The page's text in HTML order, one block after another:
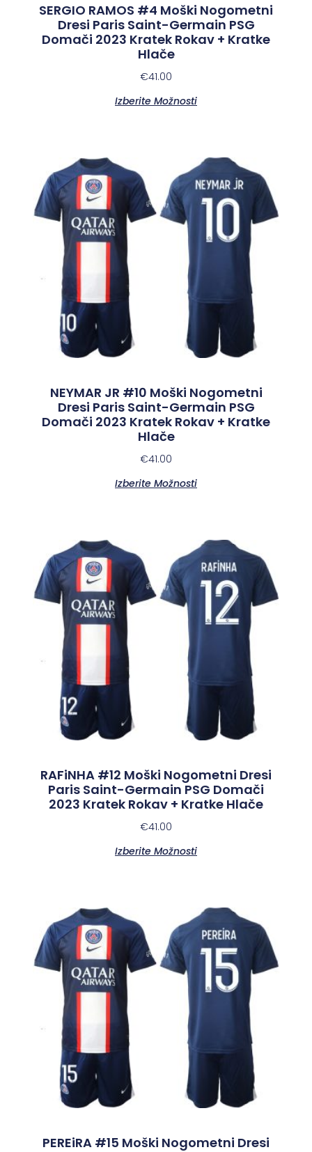
SERGIO RAMOS #4 Moški Nogometni
Dresi Paris Saint-Germain PSG
Domači 2023 Kratek Rokav + Kratke
Hlače
€41.00
Izberite Možnosti
NEYMAR JR #10 Moški Nogometni
Dresi Paris Saint-Germain PSG
Domači 2023 Kratek Rokav + Kratke
Hlače
€41.00
Izberite Možnosti
RAFiNHA #12 Moški Nogometni Dresi
Paris Saint-Germain PSG Domači
2023 Kratek Rokav + Kratke Hlače
€41.00
Izberite Možnosti
PEREiRA #15 Moški Nogometni Dresi